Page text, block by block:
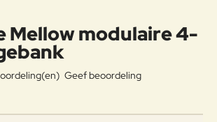
Mellow modulaire 4-
Geef beoordeling